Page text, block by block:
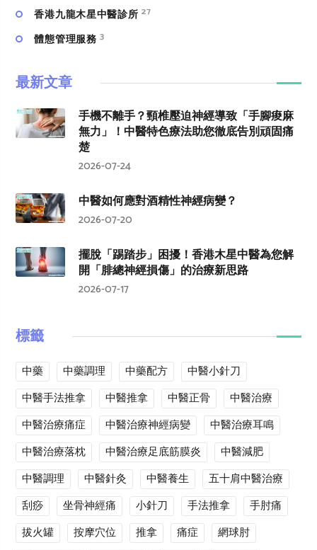
香港九龍木星中醫診所 27
體態管理服務 3
最新文章
手機不離手？頸椎壓迫神經導致「手腳痠麻
無力」！中醫特色療法助您徹底告別頑固痛
楚
2026-07-24
中醫如何應對酒精性神經病變？
2026-07-20
擺脫「踢踏步」困擾！香港木星中醫為您解
開「腓總神經損傷」的治療新思路
2026-07-17
標籤
中藥 中藥調理 中藥配方
中醫小針刀
中醫手法推拿
中醫推拿 中醫正骨
中醫治療
中醫治療痛症
中醫治療神經病變
中醫治療耳鳴
中醫治療落枕
中醫治療足底筋膜炎
中醫減肥
中醫調理
中醫針灸 中醫養生
五十肩中醫治療
刮痧
坐骨神經痛 小針刀 手法推拿
手肘痛
拔火罐
按摩穴位 推拿 痛症
網球肘